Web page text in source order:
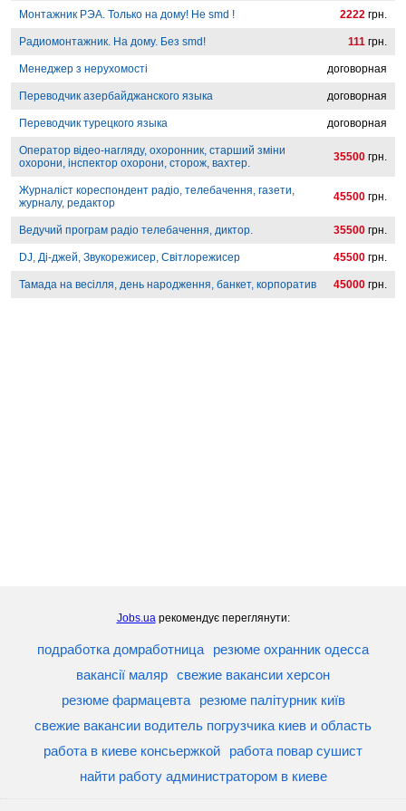
Монтажник РЭА. Только на дому! Не smd ! 2222 грн.
Радиомонтажник. На дому. Без smd! 111 грн.
Менеджер з нерухомості договорная
Переводчик азербайджанского языка договорная
Переводчик турецкого языка договорная
Оператор відео-нагляду, охоронник, старший зміни
охорони, інспектор охорони, сторож, вахтер.
35500 грн.
Журналіст кореспондент радіо, телебачення, газети,
журналу, редактор
45500 грн.
Ведучий програм радіо телебачення, диктор. 35500 грн.
DJ, Ді-джей, Звукорежисер, Світлорежисер 45500 грн.
Тамада на весілля, день народження, банкет, корпоратив 45000 грн.
Jobs.uaрекомендує переглянути:
подработка домработница
резюме охранник одесса
вакансії маляр свежие вакансии херсон
резюме фармацевта
резюме палітурник київ
свежие вакансии водитель погрузчика киев и область
работа в киеве консьержкой
работа повар сушист
найти работу администратором в киеве